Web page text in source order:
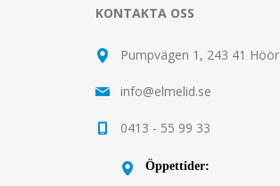
KONTAKTA OSS
Pumpvägen 1, 243 41 Höör
info@elmelid.se
0413 - 55 99 33
Öppettider: